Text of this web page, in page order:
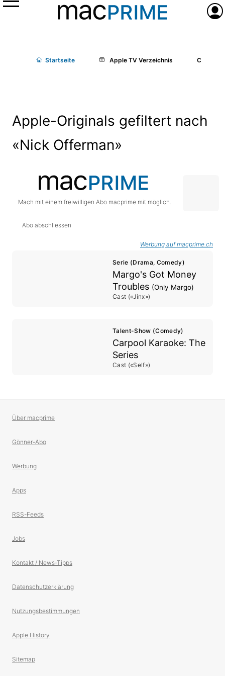
Menü
Startseite Apple TV Verzeichnis Cast/
Apple-Originals gefiltert nach
«Nick Offerman»
Mach mit einem freiwilligen Abo macprime mit möglich.
Abo abschliessen
Werbung auf macprime.ch
Serie (Drama, Comedy)
Margo's Got Money
Troubles (Only Margo)
Cast («Jinx»)
Talent-Show (Comedy)
Carpool Karaoke: The
Series
Cast («Self»)
Über macprime
Gönner-Abo
Werbung
Apps
RSS-Feeds
Jobs
Kontakt / News-Tipps
Datenschutzerklärung
Nutzungsbestimmungen
Apple History
Sitemap